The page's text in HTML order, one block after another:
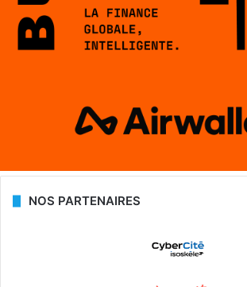
NOS PARTENAIRES